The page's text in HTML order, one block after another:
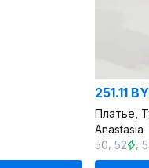
251.11
Платье,
Anastasia
50 52 ,